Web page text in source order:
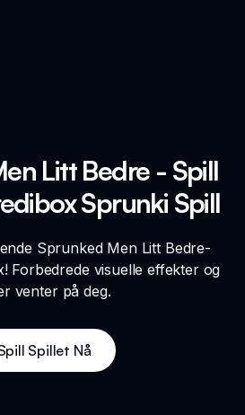
Litt Bedre - Spill
Sprunki Spill
Sprunked Men Litt Bedre-
Forbedrede visuelle effekter og
venter på deg.
Spillet Nå